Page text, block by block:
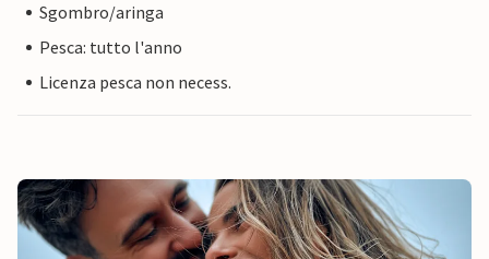
Sgombro/aringa
Pesca: tutto l'anno
Licenza pesca non necess.